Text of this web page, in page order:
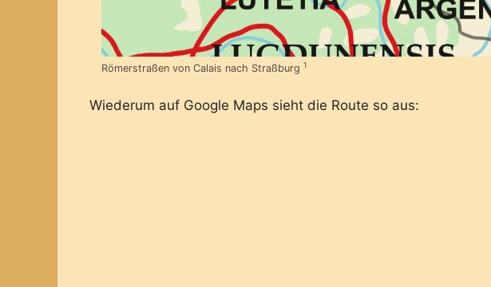
Römerstraßen von Calais nach Straßburg 1
Wiederum auf Google Maps sieht die Route so aus: